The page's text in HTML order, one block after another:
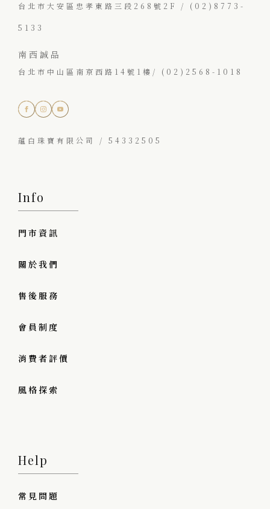
台北市大安區忠孝東路三段268號2F / (02)8773-
5133
南西誠品
台北市中山區南京西路14號1樓/ (02)2568-1018
蘊白珠寶有限公司 / 54332505
Info
門市資訊
關於我們
售後服務
會員制度
消費者評價
風格探索
Help
常見問題